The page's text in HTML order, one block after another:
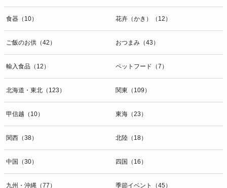
食器（10） 花卉（かき）（12）
ご飯のお供（42） おつまみ（43）
輸入食品（12） ペットフード（7）
北海道・東北（123） 関東（109）
甲信越（10） 東海（23）
関西（38） 北陸（18）
中国（30） 四国（16）
九州・沖縄（77） 季節イベント（45）